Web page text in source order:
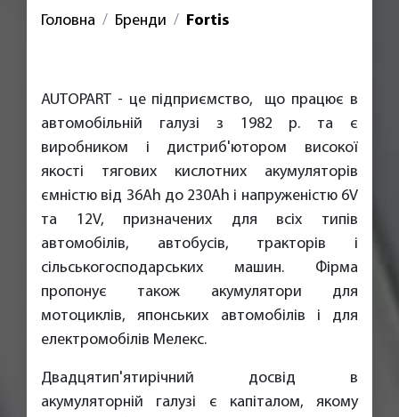
Головна Бренди Fortis
AUTOPART - це підприємство, що працює в
автомобільній галузі з 1982 р. та є
виробником і дистриб'ютором високої
якості тягових кислотних акумуляторів
ємністю від 36Ah до 230Ah і напруженістю 6V
та 12V, призначених для всіх типів
автомобілів, автобусів, тракторів і
сільськогосподарських машин. Фірма
пропонує також акумулятори для
мотоциклів, японських автомобілів і для
електромобілів Мелекс.
Двадцятип'ятирічний досвід в
акумуляторній галузі є капіталом, якому